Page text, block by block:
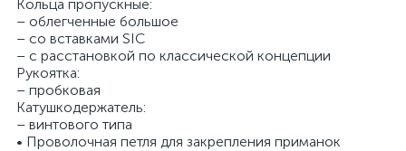
Кольца пропускные:
– облегченные большое
– со вставками SIC
– с расстановкой по классической концепции
Рукоятка:
– пробковая
Катушкодержатель:
– винтового типа
• Проволочная петля для закрепления приманок